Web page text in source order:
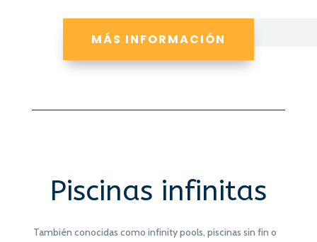
MÁS INFORMACIÓN
Piscinas infinitas
También conocidas como infinity pools, piscinas sin fin o